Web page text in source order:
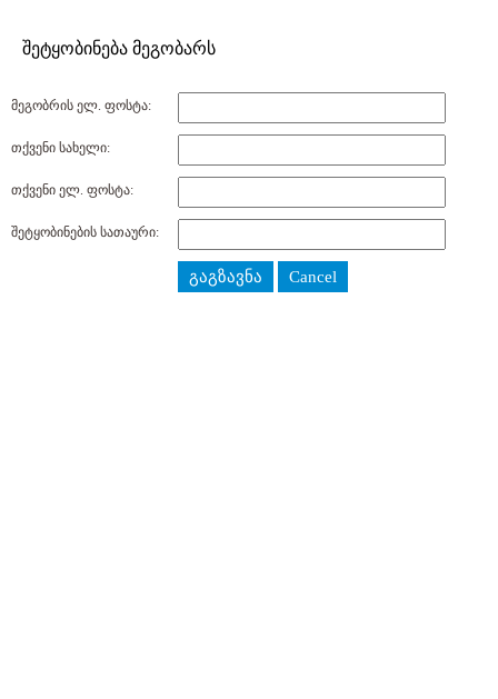
შეტყობინება მეგობარს
მეგობრის ელ. ფოსტა:
თქვენი სახელი:
თქვენი ელ. ფოსტა:
შეტყობინების სათაური:
გაგზავნა Cancel